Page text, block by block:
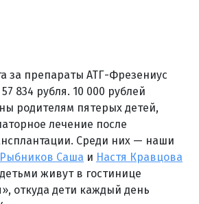
за препараты АТГ-Фрезениус
834 рубля. 10 000 рублей
родителям пятерых детей,
лечение после
Среди них — наши
Рыбников Саша и Настя Кравцова
живут в гостинице
откуда дети каждый день